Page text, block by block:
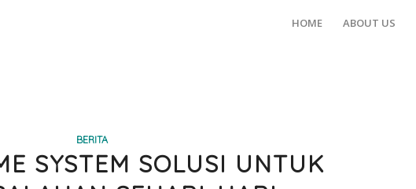
HOME ABOUT US
BERITA
SYSTEM SOLUSI UNTUK